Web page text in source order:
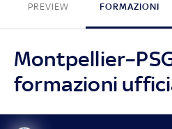
PREVIEW FORMAZIONI
formazioni